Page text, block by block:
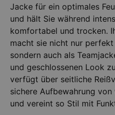
Jacke für ein optimales
und hält Sie während
komfortabel und trocken.
macht sie nicht nur
sondern auch als
und geschlossenen Look
verfügt über seitliche
sichere Aufbewahrung